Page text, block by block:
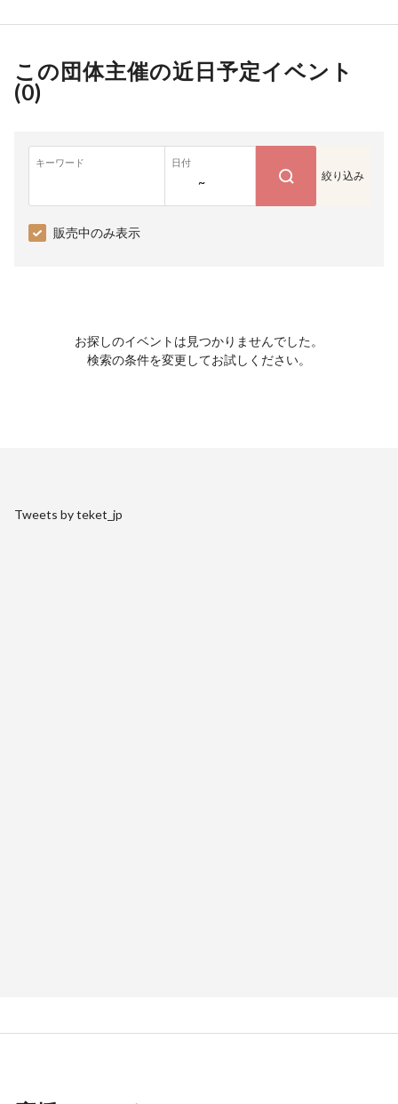
この団体主催の近日予定イベント
(0)
キーワード 日付
~ 絞り込み
販売中のみ表示
お探しのイベントは見つかりませんでした。
検索の条件を変更してお試しください。
Tweets by teket_jp